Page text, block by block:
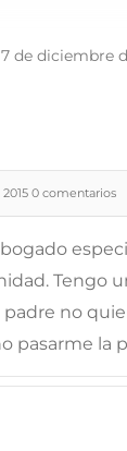
7 de diciembre
0 comentarios
Tengo
padre no
pasarme la